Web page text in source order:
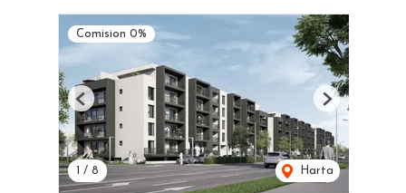
Comision 0%
1 / 8 Harta
Previous Next